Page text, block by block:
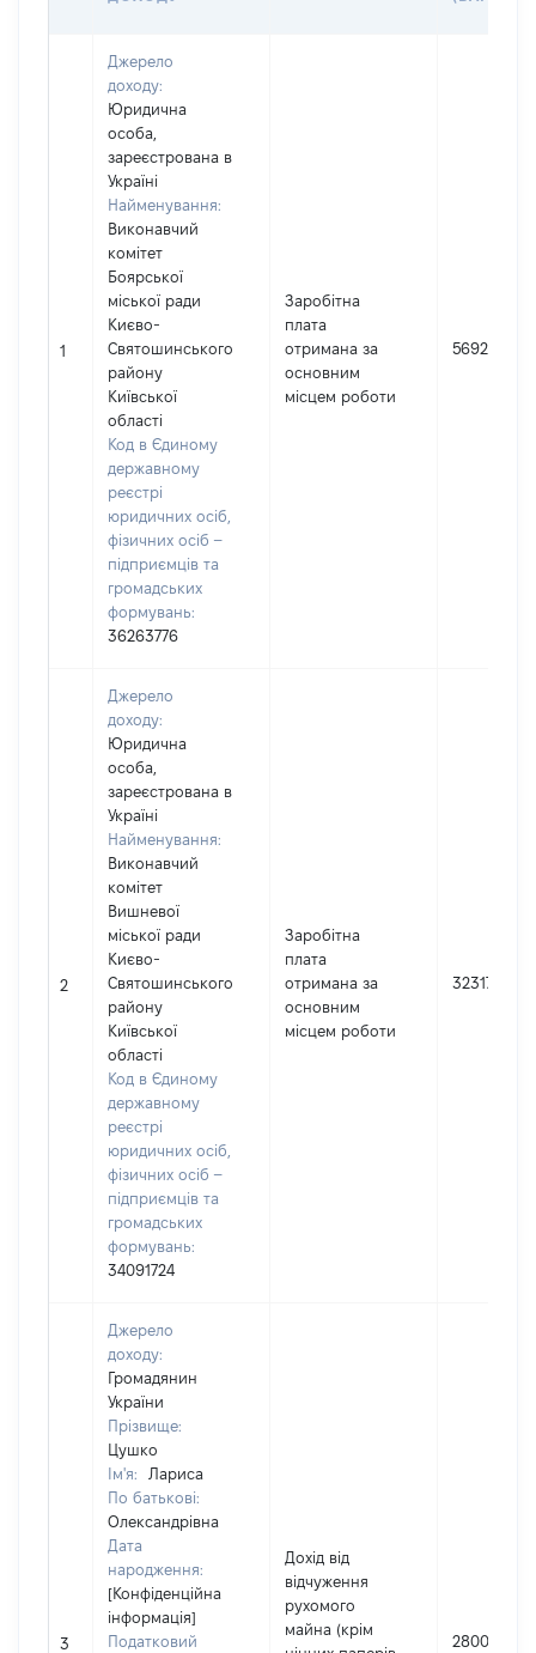
1
Джерело
доходу:
Юридична
особа,
зареєстрована в
Україні
Найменування:
Виконавчий
комітет
Боярської
міської ради
Києво-
Святошинського
району
Київської
області
Код в Єдиному
державному
реєстрі
юридичних осіб,
фізичних осіб –
підприємців та
громадських
формувань:
36263776
Заробітна
плата
отримана за
основним
місцем роботи
569256
2
Джерело
доходу:
Юридична
особа,
зареєстрована в
Україні
Найменування:
Виконавчий
комітет
Вишневої
міської ради
Києво-
Святошинського
району
Київської
області
Код в Єдиному
державному
реєстрі
юридичних осіб,
фізичних осіб –
підприємців та
громадських
формувань:
34091724
Заробітна
плата
отримана за
основним
місцем роботи
323175
3
Джерело
доходу:
Громадянин
України
Прізвище:
Цушко
Ім'я:
Лариса
По батькові:
Олександрівна
Дата
народження:
[Конфіденційна
інформація]
Податковий
Дохід від
відчуження
рухомого
майна (крім
280000